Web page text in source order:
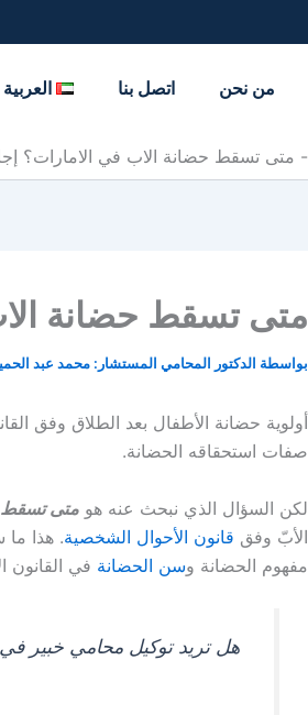
من نحن اتصل بنا العربية
- متى تسقط حضانة الاب في الامارات؟
متى تسقط حضانة
بواسطة الدكتور المحامي المستشار: محمد عبد
أولوية حضانة الأطفال بعد الطلاق وفق
صفات استحقاقه الحضانة.
لكن السؤال الذي نبحث عنه هو متى تسقط
الأبّ وفق قانون الأحوال الشخصية. هذا
مفهوم الحضانة وسن الحضانة في القانون
هل تريد توكيل محامي خبير